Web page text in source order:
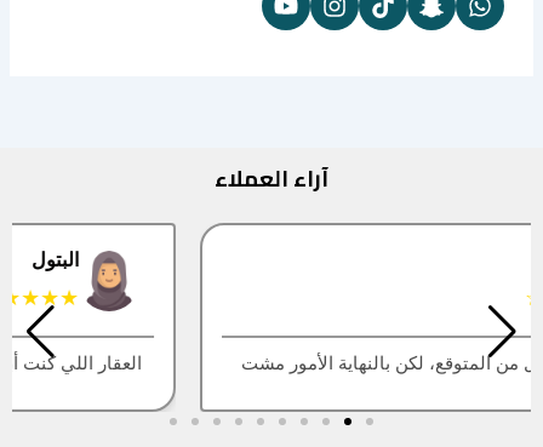
آراء العملاء
العقار اللي كنت أبيه طلع مباع، أتمنى التحديث يكون أسرع